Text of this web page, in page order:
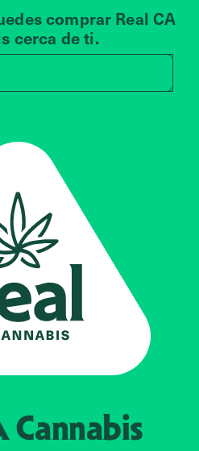
comprar Real CA
cerca de ti.
Search by zip code, address,
Cannabis